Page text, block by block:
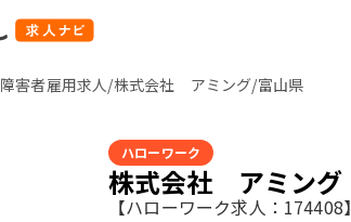
障害者雇用求人/株式会社 アミング/富山県
ハローワーク
株式会社 アミング
【ハローワーク求人：174408】